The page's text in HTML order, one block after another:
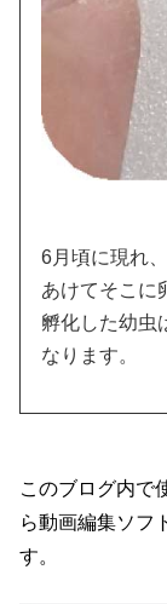
6月頃に現れ
あけてそこに
孵化した幼虫
なります。
このブログ内で
ら動画編集ソフ
す。